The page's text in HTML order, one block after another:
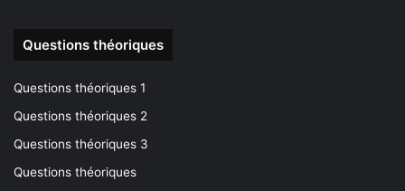
Questions théoriques
Questions théoriques 1
Questions théoriques 2
Questions théoriques 3
Questions théoriques